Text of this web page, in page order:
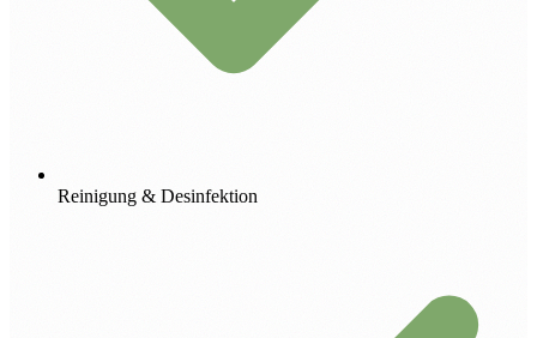
Reinigung & Desinfektion